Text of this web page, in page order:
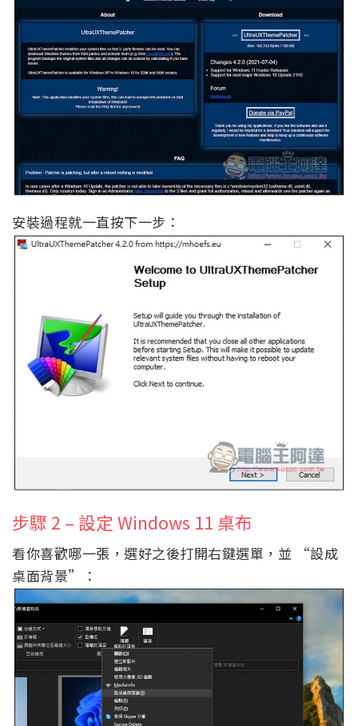
安裝過程就一直按下一步：
步驟 2 – 設定 Windows 11 桌布
看你喜歡哪一張，選好之後打開右鍵選單，並 “設成
桌面背景”：